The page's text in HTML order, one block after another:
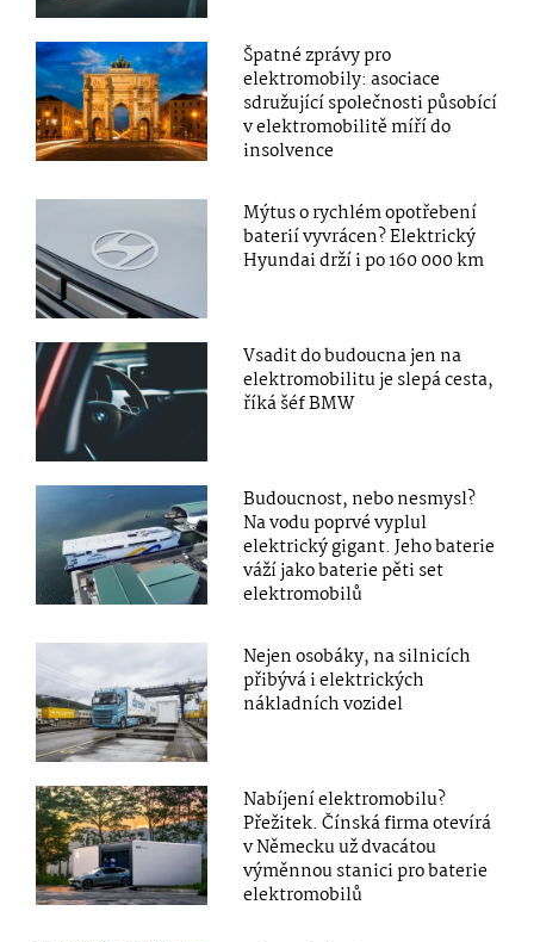
Špatné zprávy pro
elektromobily: asociace
sdružující společnosti působící
v elektromobilitě míří do
insolvence
Mýtus o rychlém opotřebení
baterií vyvrácen? Elektrický
Hyundai drží i po 160 000 km
Vsadit do budoucna jen na
elektromobilitu je slepá cesta,
říká šéf BMW
Budoucnost, nebo nesmysl?
Na vodu poprvé vyplul
elektrický gigant. Jeho baterie
váží jako baterie pěti set
elektromobilů
Nejen osobáky, na silnicích
přibývá i elektrických
nákladních vozidel
Nabíjení elektromobilu?
Přežitek. Čínská firma otevírá
v Německu už dvacátou
výměnnou stanici pro baterie
elektromobilů